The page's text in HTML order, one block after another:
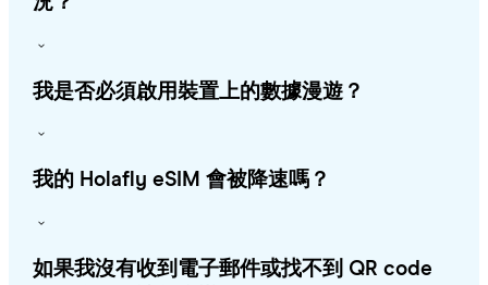
我是否必須啟用裝置上的數據漫遊？
我的 Holafly eSIM 會被降速嗎？
如果我沒有收到電子郵件或找不到 QR code